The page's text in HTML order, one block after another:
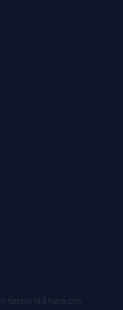
første til å høre om